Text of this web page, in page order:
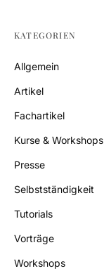
KATEGORIEN
Allgemein
Artikel
Fachartikel
Kurse & Workshops
Presse
Selbstständigkeit
Tutorials
Vorträge
Workshops